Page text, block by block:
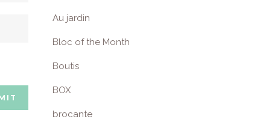
Au jardin
Bloc of the Month
Boutis
BOX
brocante